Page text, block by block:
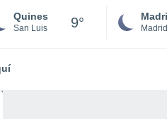
Quines
San Luis 9° Madrid